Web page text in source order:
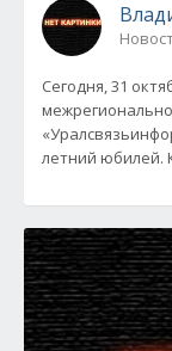
Сегодня, 31
летний юбилей.